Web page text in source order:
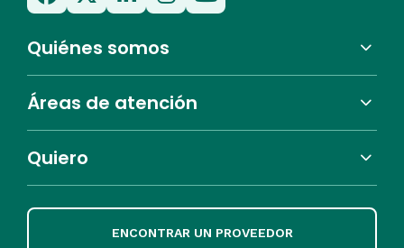
Quiénes somos
Áreas de atención
Quiero
ENCONTRAR UN PROVEEDOR